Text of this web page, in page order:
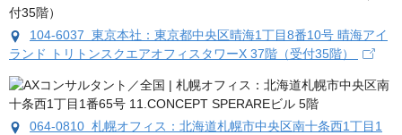
104-6037 東京本社：東京都中央区晴海1丁目8番10号 晴海アイ
ランド トリトンスクエアオフィスタワーX 37階（受付35階）
064-0810 札幌オフィス：北海道札幌市中央区南十条西1丁目1